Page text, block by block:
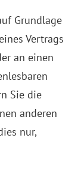
Grundlage
Vertrags
an einen
Sie die
anderen
nur,